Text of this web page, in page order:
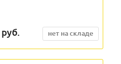
руб. нет на складе